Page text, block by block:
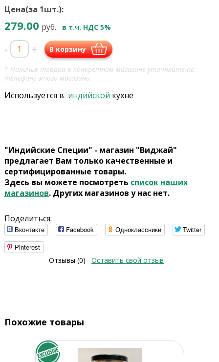
Цена(за 1шт.):
279.00 руб. в т.ч. НДС 5%
- + В корзину
* Наличие товара в конкретном магазине уточняйте по
телефону этого магазина.
Используется в индийской кухне
"Индийские Специи" - магазин "Виджай"
предлагает Вам только качественные и
сертифицированные товары.
Здесь вы можете посмотреть список наших
магазинов. Других магазинов у нас нет.
Поделиться:
Вконтакте Facebook Одноклассники
Twitter
Pinterest
Отзывы (0)
Оставить свой отзыв
Похожие товары